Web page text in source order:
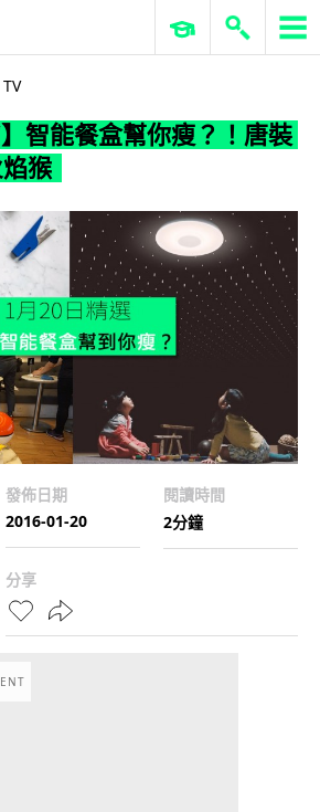
ERP 與商業 AI
智能餐盒幫你瘦？！唐裝
猴
發佈日期
2016-01-20
閱讀時間
2分鐘
分享